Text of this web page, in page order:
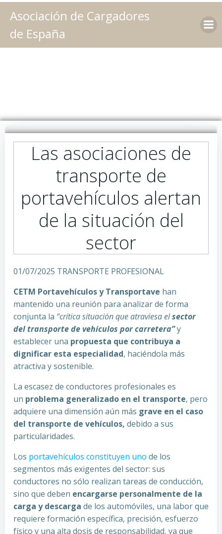
Saltar
al
Asociación de Cargadores
de España
Las asociaciones de
transporte de
portavehículos alertan
de la situación del
sector
01/07/2025 TRANSPORTE PROFESIONAL
CETM Portavehículos y Transportave han
mantenido una reunión para analizar de forma
conjunta la “crítica situación que atraviesa elsector
del transporte de vehículos por carretera”y
establecer una propuesta que contribuya a
dignificar esta especialidad, haciéndola más
atractiva y sostenible.
La escasez de conductores profesionales es
un problema generalizado en el transporte, pero
adquiere una dimensión aún más grave en el caso
del transporte de vehículos, debido a sus
particularidades.
Los portavehículos constituyen uno de los
segmentos más exigentes del sector: sus
conductores no sólo realizan tareas de conducción,
sino que deben encargarse personalmente de la
carga y descarga de los automóviles, una labor que
requiere formación específica, precisión, esfuerzo
físico y una alta dosis de responsabilidad, ya que